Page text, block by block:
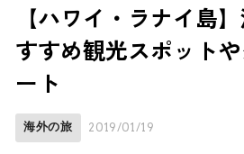
【ハワイ・ラナイ島
すすめ観光スポット
ート
海外の旅 2019/01/19